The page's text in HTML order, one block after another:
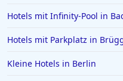
Hotels mit Infinity-Pool in
Hotels mit Parkplatz in
Kleine Hotels in Berlin